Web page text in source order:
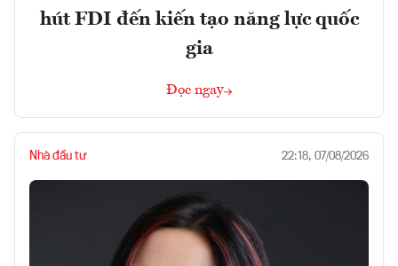
hút FDI đến kiến tạo năng lực quốc
gia
Đọc ngay
Nhà đầu tư 22:18, 07/08/2026